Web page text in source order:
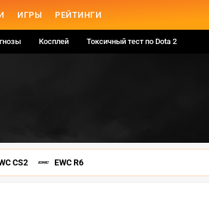
ИГРЫ РЕЙТИНГИ
Косплей Токсичный тест по Dota 2
CS2 EWC R6